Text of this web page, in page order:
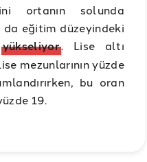
ortanın solunda
da eğitim düzeyindeki
yükseliyor. Lise altı
mezunlarının yüzde
bu oran
19.